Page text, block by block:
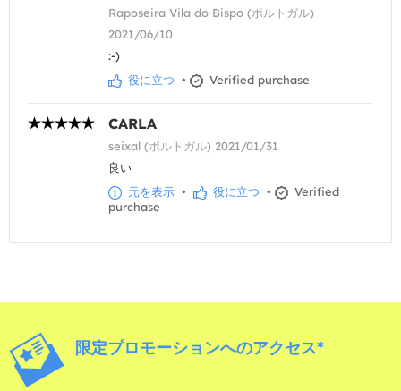
Raposeira Vila do Bispo (ポルトガル)
2021/06/10
:-)
役に立つ • Verified purchase
CARLA
seixal (ポルトガル) 2021/01/31
良い
元を表示 • 役に立つ •
Verified
purchase
限定プロモーションへのアクセス*